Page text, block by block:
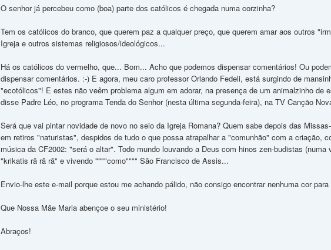
O senhor já percebeu como (boa) parte dos católicos é chegada numa corzinha?
Tem os católicos do branco, que querem paz a qualquer preço, que querem amar aos outros
Igreja e outros sistemas religiosos/ideológicos...
Há os católicos do vermelho, que... Bom... Acho que podemos dispensar comentários! Ou
dispensar comentários. :-) E agora, meu caro professor Orlando Fedeli, está surgindo de
"ecotólicos"! E estes não veêm problema algum em adorar, na presença de um animalzinho
disse Padre Léo, no programa Tenda do Senhor (nesta última segunda-feira), na TV Canção
Será que vai pintar novidade de novo no seio da Igreja Romana? Quem sabe depois das
em retiros "naturistas", despidos de tudo o que possa atrapalhar a "comunhão" com a criação,
música da CF2002: "será o altar". Todo mundo louvando a Deus com hinos zen-budistas
"krikatis rã rã rã" e vivendo """"como"""" São Francisco de Assis...
Envio-lhe este e-mail porque estou me achando pálido, não consigo encontrar nenhuma cor
Que Nossa Mãe Maria abençoe o seu ministério!
Abraços!